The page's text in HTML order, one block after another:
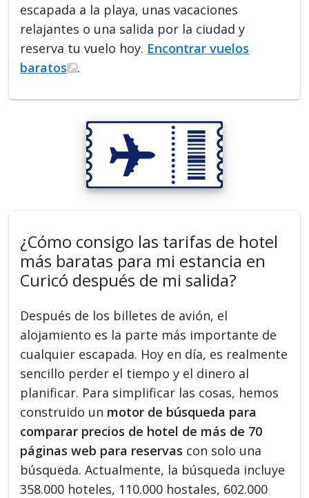
escapada a la playa, unas vacaciones
relajantes o una salida por la ciudad y
reserva tu vuelo hoy. Encontrar vuelos
baratos
.
¿Cómo consigo las tarifas de hotel
más baratas para mi estancia en
Curicó después de mi salida?
Después de los billetes de avión, el
alojamiento es la parte más importante de
cualquier escapada. Hoy en día, es realmente
sencillo perder el tiempo y el dinero al
planificar. Para simplificar las cosas, hemos
construido un motor de búsqueda para
comparar precios de hotel de más de 70
páginas web para reservas con solo una
búsqueda. Actualmente, la búsqueda incluye
358.000 hoteles, 110.000 hostales, 602.000